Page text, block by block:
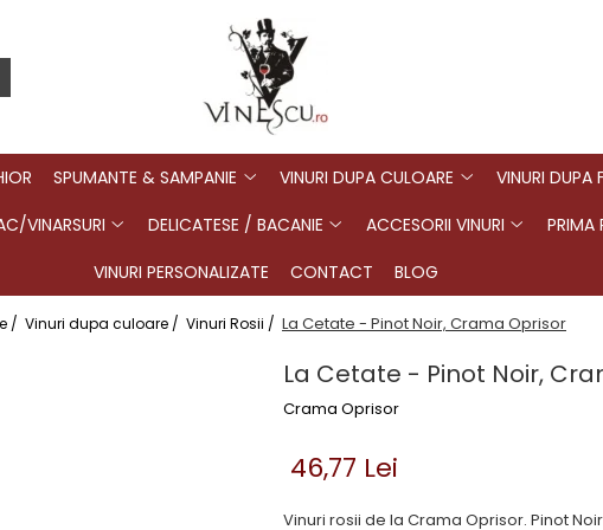
SPUMANTE & SAMPANIE VINURI DUPA CULOARE VINURI DUPA
VINARSURI DELICATESE / BACANIE ACCESORII VINURI PRIMA
VINURI PERSONALIZATE
CONTACT BLOG
/ Vinuri dupa culoare / Vinuri Rosii / La Cetate - Pinot Noir, Crama Oprisor
La Cetate - Pinot Noir,
Crama Oprisor
46,77 Lei
Vinuri rosii de la Crama Oprisor. Pinot